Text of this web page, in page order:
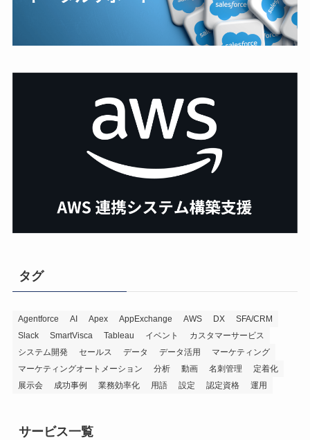
タグ
Agentforce AI Apex AppExchange AWS DX
SFA/CRM
Slack
SmartVisca Tableau イベント
カスタマーサービス
システム開発
セールス データ データ活用
マーケティング
マーケティングオートメーション
分析 動画 名刺管理
定着化
展示会
成功事例 業務効率化 用語 設定 認定資格 運用
サービス一覧